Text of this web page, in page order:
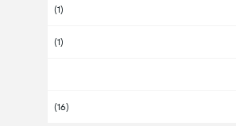
(1)
(1)
(16)